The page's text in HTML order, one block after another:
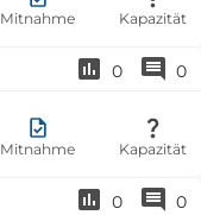
Mitnahme Kapazität
0 0
Mitnahme Kapazität
0 0